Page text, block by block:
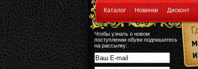
Каталог Новинки Дисконт
Чтобы узнать о новом
поступлении обуви подпишитесь
на рассылку: